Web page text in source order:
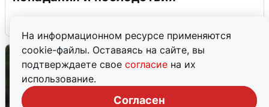
На информационном ресурсе применяются
cookie-файлы. Оставаясь на сайте, вы
подтверждаете свое согласие на их
использование.
Согласен